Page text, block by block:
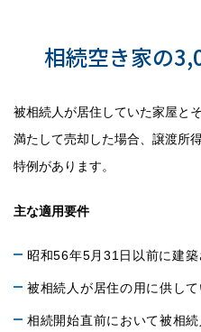
相続空き家の
被相続人が居住していた家屋と
満たして売却した場合、譲渡所
特例があります。
主な適用要件
昭和56年5月31日以前に建
被相続人が居住の用に供して
相続開始直前において被相